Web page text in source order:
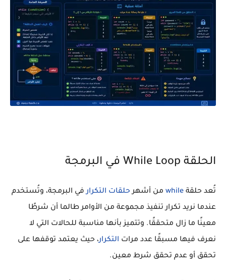
الحلقة While Loop في البرمجة
تُعد حلقة while من أشهرحلقات التكرارفي البرمجة، وتُستخدم
عندما نريد تكرار تنفيذ مجموعة من الأوامر طالما أن شرطًا
معينًا ما زال متحققًا. وتتميز بأنها مناسبة للحالات التي لا
نعرف فيها مسبقًا عدد مرات التكرار، حيث يعتمد توقفها على
تحقق أو عدم تحقق شرط معين.